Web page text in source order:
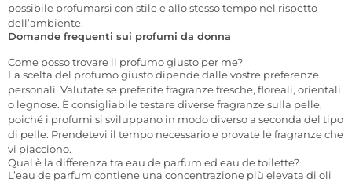
possibile profumarsi con stile e allo stesso tempo nel rispetto
dell’ambiente.
Domande frequenti sui profumi da donna
Come posso trovare il profumo giusto per me?
La scelta del profumo giusto dipende dalle vostre preferenze
personali. Valutate se preferite fragranze fresche, floreali, orientali
o legnose. È consigliabile testare diverse fragranze sulla pelle,
poiché i profumi si sviluppano in modo diverso a seconda del tipo
di pelle. Prendetevi il tempo necessario e provate le fragranze che
vi piacciono.
Qual è la differenza tra eau de parfum ed eau de toilette?
L’eau de parfum contiene una concentrazione più elevata di oli